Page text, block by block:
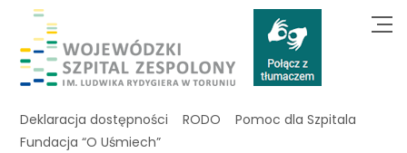
Deklaracja dostępności RODO
Pomoc dla Szpitala
Fundacja “O Uśmiech”